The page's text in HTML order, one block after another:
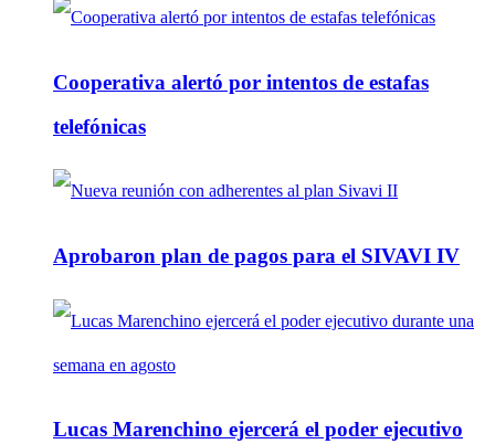
Cooperativa alertó por intentos de estafas
telefónicas
Aprobaron plan de pagos para el SIVAVI IV
Lucas Marenchino ejercerá el poder ejecutivo